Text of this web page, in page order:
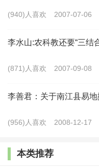
落叶归根。慢慢地，乡
可见，乡村“落后”
模式遮盖了乡村价值的
(940)人喜欢 2007-07-06
李水山:农科教还要“三结
(871)人喜欢 2007-09-08
李善君：关于南江县易
(956)人喜欢 2008-12-17
本类推荐